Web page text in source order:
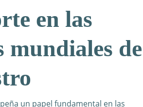
en las
mundiales de
un papel fundamental en las